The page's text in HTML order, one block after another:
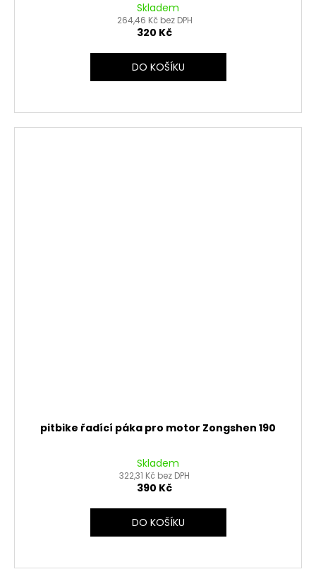
Skladem
264,46 Kč bez DPH
320 Kč
DO KOŠÍKU
pitbike řadící páka pro motor Zongshen 190
Skladem
322,31 Kč bez DPH
390 Kč
DO KOŠÍKU